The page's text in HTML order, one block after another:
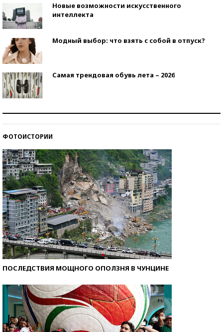
Новые возможности искусственного
интеллекта
Модный выбор: что взять с собой в отпуск?
Самая трендовая обувь лета – 2026
ФОТОИСТОРИИ
ПОСЛЕДСТВИЯ МОЩНОГО ОПОЛЗНЯ В ЧУНЦИНЕ